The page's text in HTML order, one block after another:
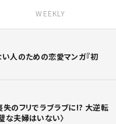
WEEKLY
い人のための恋愛マンガ『初
失のフリでラブラブに!? 大逆転
な夫婦はいない〉